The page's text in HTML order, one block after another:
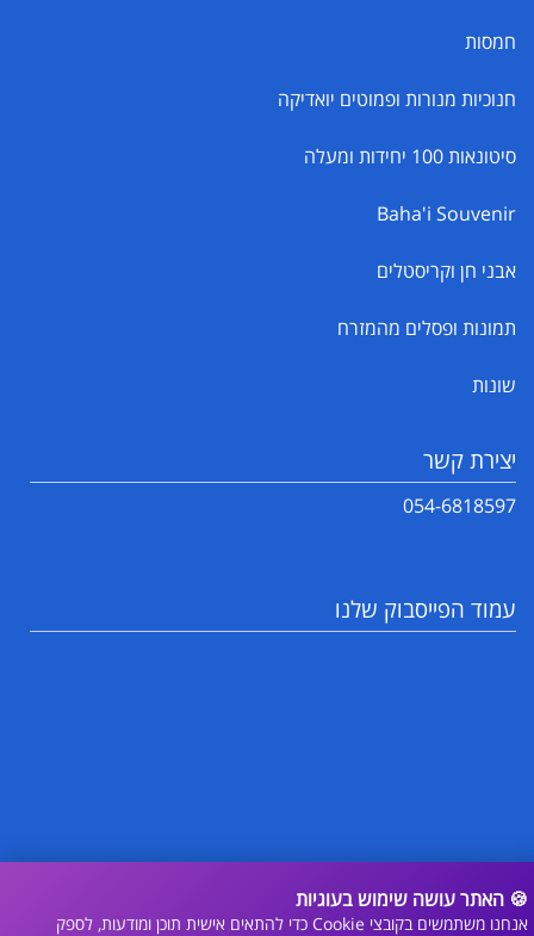
🍪 האתר עושה שימוש בעוגיות
אנחנו משתמשים בקובצי Cookie כדי להתאים אישית תוכן ומודעות, לספק
חמסות
חנוכיות מנורות ופמוטים יואדיקה
סיטונאות 100 יחידות ומעלה
Baha'i Souvenir
אבני חן וקריסטלים
תמונות ופסלים מהמזרח
שונות
יצירת קשר
054-6818597
עמוד הפייסבוק שלנו